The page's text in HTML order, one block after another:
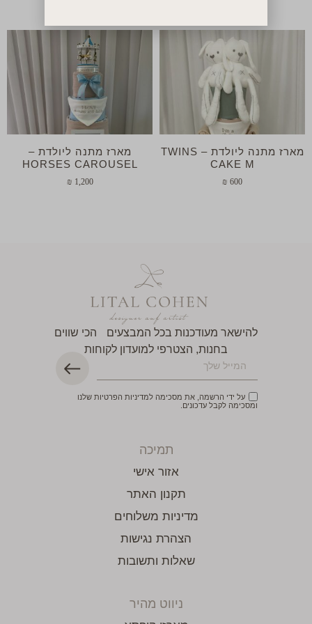
מארז מתנה ליולדת – TWINS
CAKE M
₪ 600
מארז מתנה ליולדת –
HORSES CAROUSEL
₪ 1,200
להישאר מעודכנות בכל המבצעים הכי שווים
בחנות, הצטרפי למועדון לקוחות
על ידי הרשמה, את מסכימה למדיניות הפרטיות שלנו
ומסכימה לקבל עדכונים.
תמיכה
אזור אישי
תקנון האתר
מדיניות משלוחים
הצהרת נגישות
שאלות ותשובות
ניווט מהיר